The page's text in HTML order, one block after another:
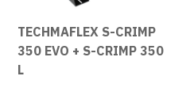
TECHMAFLEX S-CRIMP
350 EVO + S-CRIMP 350
L